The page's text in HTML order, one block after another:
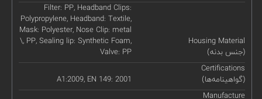
Housing Material
(جنس بدنه)
Filter: PP, Headband Clips:
Polypropylene, Headband: Textile,
Mask: Polyester, Nose Clip: metal
\, PP, Sealing lip: Synthetic Foam,
Valve: PP
Certifications
(گواهینامه‌ها)
A1:2009, EN 149: 2001
Manufacture